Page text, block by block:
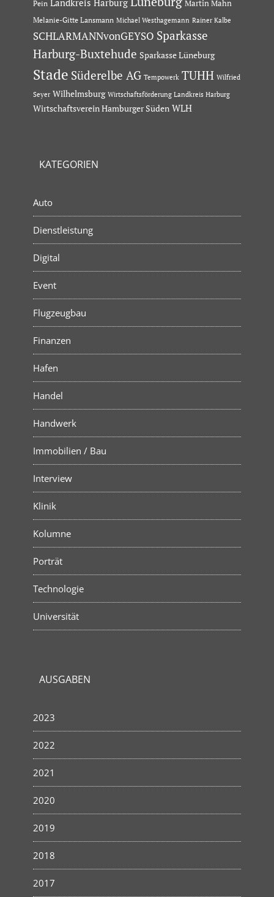
Pein Landkreis Harburg Martin Mahn
Melanie-Gitte Lansmann Michael Westhagemann Rainer Kalbe
SCHLARMANNvonGEYSO Sparkasse
Harburg-Buxtehude Sparkasse Lüneburg
Stade Süderelbe AG Tempowerk TUHH Wilfried
Seyer Wilhelmsburg Wirtschaftsförderung Landkreis Harburg
Wirtschaftsverein Hamburger Süden WLH
KATEGORIEN
Auto
Dienstleistung
Digital
Event
Flugzeugbau
Finanzen
Hafen
Handel
Handwerk
Immobilien / Bau
Interview
Klinik
Kolumne
Porträt
Technologie
Universität
AUSGABEN
2023
2022
2021
2020
2019
2018
2017